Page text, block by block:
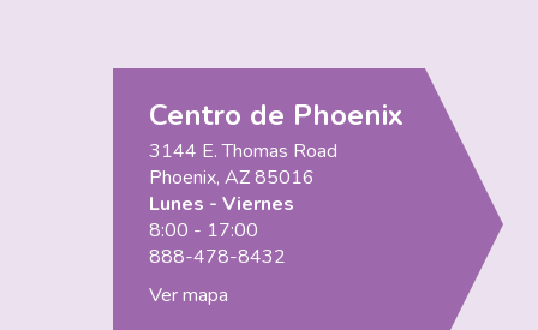
Centro de Phoenix
3144 E. Thomas Road
Phoenix, AZ 85016
Lunes - Viernes
8:00 - 17:00
888-478-8432
Ver mapa